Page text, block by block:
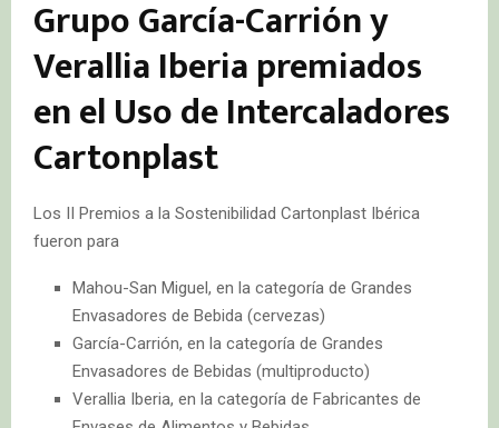
Grupo García-Carrión y
Verallia Iberia premiados
en el Uso de Intercaladores
Cartonplast
Los II Premios a la Sostenibilidad Cartonplast Ibérica
fueron para
Mahou-San Miguel, en la categoría de Grandes
Envasadores de Bebida (cervezas)
García-Carrión, en la categoría de Grandes
Envasadores de Bebidas (multiproducto)
Verallia Iberia, en la categoría de Fabricantes de